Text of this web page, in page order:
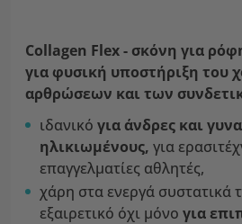
Collagen Flex - σκόνη για
για φυσική υποστήριξη του
αρθρώσεων και των
ιδανικό για άνδρες και
ηλικιωμένους, για
επαγγελματίες αθλητές,
χάρη στα ενεργά συστατικά
εξαιρετικό όχι μόνο για